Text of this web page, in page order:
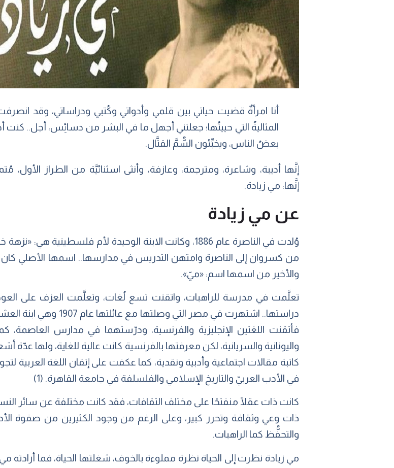
أنا امرأةٌ قضيت حياتي بين قلمي وأدواتي وكُتبي ودراساتي، وقد
المثاليةُ التي حييتُها؛ جعلتني أجهل ما في البشر من دسائِس، أجل..
بعضُ الناس، ويخبِّئون السُّمَّ القتَّال.
إنَّها أديبة، وشاعرة، ومترجمة، وعازفة، وأنثى اسثنائيَّة من الطراز
إنَّها: مي زيادة.
عن مي زيادة
وُلدت في الناصرة عام 1886، وكانت الابنة الوحيدة لأم
من كسروان إلى الناصرة وامتهن التدريس في مدارسها.. اسمها الأصلي كان
والأخير من اسمها اسم: «ميّ».
تعلَّمت في مدرسة للراهبات، واتقنت تسع لُغات، وتعلَّمت العزف على العود
دراستها.. اشتهرت في مصر
فأتقنت اللغتين الإنجليزية والفرنسية، ودرّستهما في مدارس العاصمة، كما
واليونانية والسريانية، لكن معرفتها بالفرنسية كانت عالية للغاية، ولها
كاتبة مقالات اجتماعية وأدبية ونقدية، كما عكفت على إتقان اللغة العربية
في الأدب العربيّ والتاريخ الإسلامي والفلسلفة في جامعة القاهرة. (1)
كانت ذات عقلًا منفتحًا على مختلف الثقافات، فقد كانت مختلفة عن سائر
ذات وعي وثقافة وتحرر كبير، وعلى الرغم من وجود الكثيرين من صفوة
والتحفُّظ كما الراهبات.
مي زيادة نظرت إلى الحياة نظرة مملوءة بالخوف، شغلتها الحياة، فما أرادته